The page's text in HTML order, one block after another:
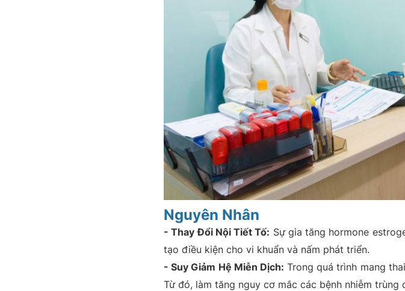
Nguyên Nhân
- Thay Đổi Nội Tiết Tố: Sự gia tăng hormone
tạo điều kiện cho vi khuẩn và nấm phát triển.
- Suy Giảm Hệ Miễn Dịch: Trong quá trình mang
Từ đó, làm tăng nguy cơ mắc các bệnh nhiễm trùng